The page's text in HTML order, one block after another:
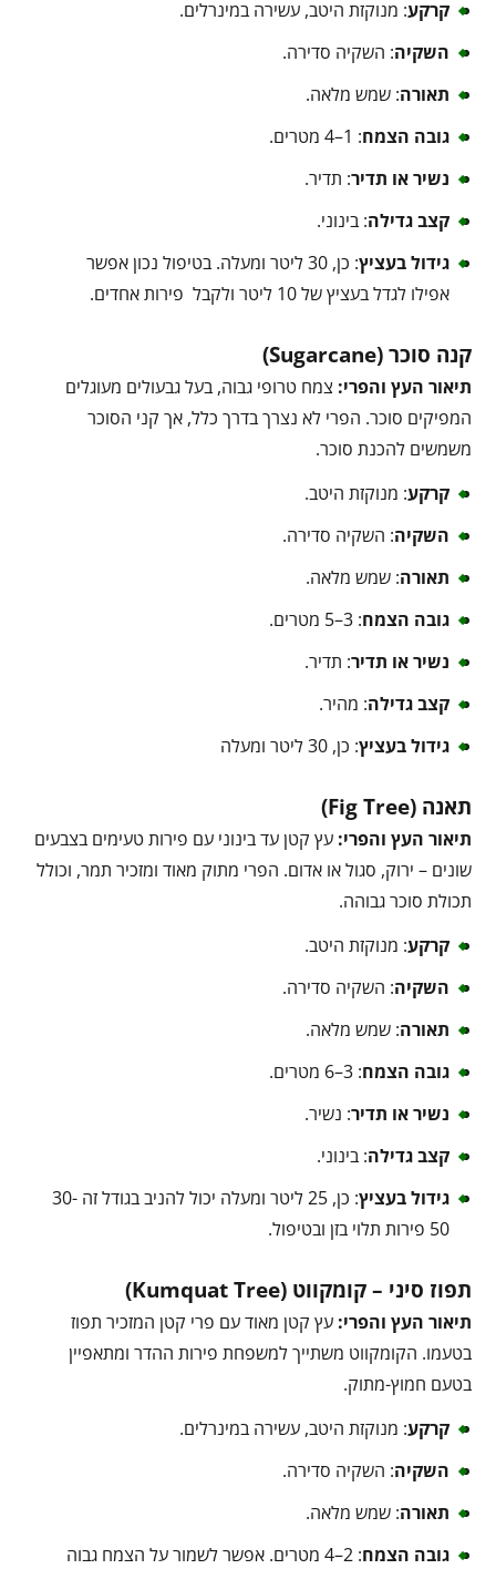
קרקע: מנוקזת היטב, עשירה במינרלים.
השקיה: השקיה סדירה.
תאורה: שמש מלאה.
גובה הצמח: 1–4 מטרים.
נשיר או תדיר: תדיר.
קצב גדילה: בינוני.
גידול בעציץ
: כן, 30 ליטר ומעלה. בטיפול נכון אפשר
אפילו לגדל בעציץ של 10 ליטר ולקבל פירות אחדים.
קנה סוכר (Sugarcane)
תיאור העץ והפרי: צמח טרופי גבוה, בעל גבעולים מעוגלים
המפיקים סוכר. הפרי לא נצרך בדרך כלל, אך קני הסוכר
משמשים להכנת סוכר.
קרקע: מנוקזת היטב.
השקיה: השקיה סדירה.
תאורה: שמש מלאה.
גובה הצמח: 3–5 מטרים.
נשיר או תדיר: תדיר.
קצב גדילה: מהיר.
גידול בעציץ: כן, 30 ליטר ומעלה
תאנה (Fig Tree)
תיאור העץ והפרי:עץ קטן עד בינוני עם פירות טעימים בצבעים
שונים – ירוק, סגול או אדום. הפרי מתוק מאוד ומזכיר תמר, וכולל
תכולת סוכר גבוהה.
קרקע: מנוקזת היטב.
השקיה: השקיה סדירה.
תאורה: שמש מלאה.
גובה הצמח: 3–6 מטרים.
נשיר או תדיר: נשיר.
קצב גדילה: בינוני.
גידול בעציץ
: כן, 25 ליטר ומעלה יכול להניב בגודל זה 30-
50 פירות תלוי בזן ובטיפול.
תפוז סיני – קומקווט (Kumquat Tree)
תיאור העץ והפרי:עץ קטן מאוד עם פרי קטן המזכיר תפוז
בטעמו. הקומקווט משתייך למשפחת פירות ההדר ומתאפיין
בטעם חמוץ-מתוק.
קרקע: מנוקזת היטב, עשירה במינרלים.
השקיה: השקיה סדירה.
תאורה: שמש מלאה.
גובה הצמח
: 2–4 מטרים. אפשר לשמור על הצמח גבוה